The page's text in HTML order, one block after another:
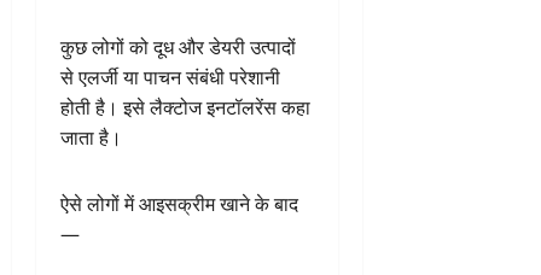
कुछ लोगों को दूध और डेयरी उत्पादों
से एलर्जी या पाचन संबंधी परेशानी
होती है। इसे लैक्टोज इनटॉलरेंस कहा
जाता है।
ऐसे लोगों में आइसक्रीम खाने के बाद
—